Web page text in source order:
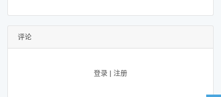
评论
登录 | 注册